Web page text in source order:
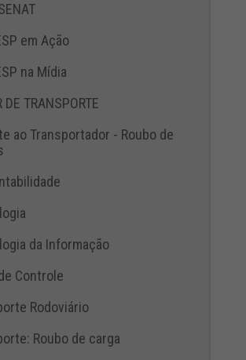
em Ação
na Mídia
DE TRANSPORTE
ao Transportador - Roubo de
da Informação
Controle
Rodoviário
Roubo de carga